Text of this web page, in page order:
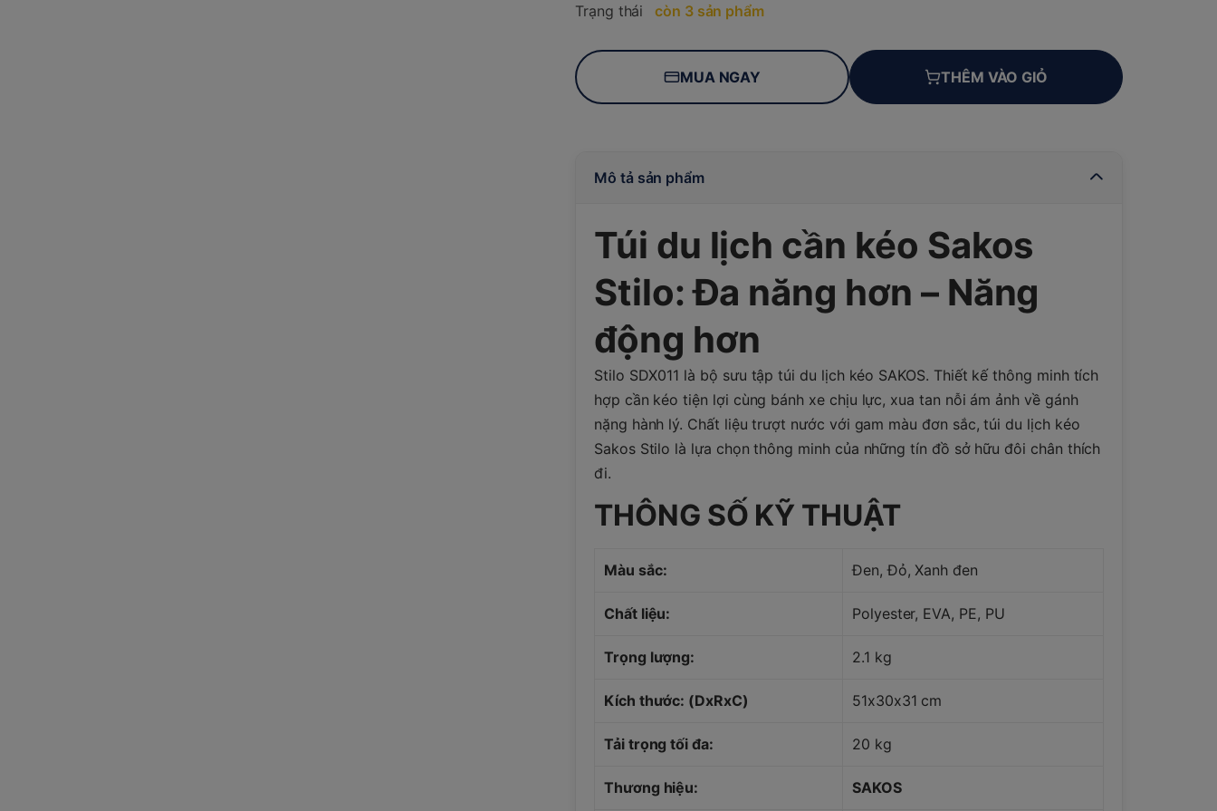
Trạng thái còn 3 sản phẩm
MUA NGAY THÊM VÀO GIỎ
Mô tả sản phẩm
Túi du lịch cần kéo Sakos
Stilo: Đa năng hơn – Năng
động hơn
Stilo SDX011 là bộ sưu tập túi du lịch kéo SAKOS. Thiết kế thông minh tích
hợp cần kéo tiện lợi cùng bánh xe chịu lực, xua tan nỗi ám ảnh về gánh
nặng hành lý. Chất liệu trượt nước với gam màu đơn sắc, túi du lịch kéo
Sakos Stilo là lựa chọn thông minh của những tín đồ sở hữu đôi chân thích
đi.
THÔNG SỐ KỸ THUẬT
Màu sắc: Đen, Đỏ, Xanh đen
Chất liệu: Polyester, EVA, PE, PU
Trọng lượng: 2.1 kg
Kích thước: (DxRxC) 51x30x31 cm
Tải trọng tối đa: 20 kg
Thương hiệu: SAKOS